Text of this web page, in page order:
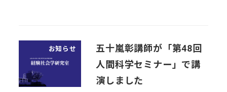
お知らせ
五十嵐彰講師が「第48回
人間科学セミナー」で講
演しました